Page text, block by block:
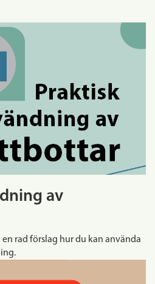
av
rad förslag hur du kan använda